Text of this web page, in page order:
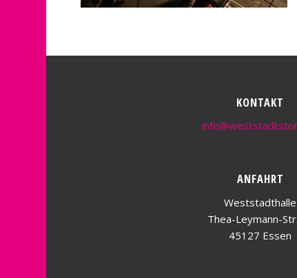
KONTAKT
ANFAHRT
Weststadthalle
Thea-Leymann-
45127 Essen